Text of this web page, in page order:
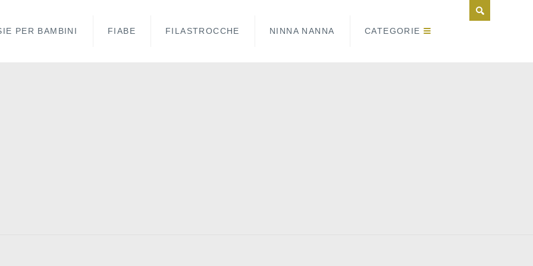
PER BAMBINI FIABE FILASTROCCHE NINNA NANNA CATEGORIE